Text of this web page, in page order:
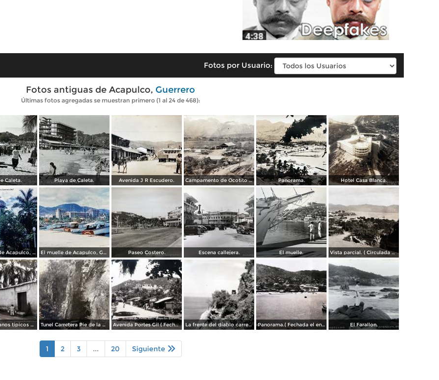
Fotos por Usuario:
Fotos antiguas de Acapulco, Guerrero
Últimas fotos agregadas se muestran primero (1 al 24 de 468):
Caleta. Playa de Caleta. Avenida J R Escudero. Campamento de Ocotito Carretera de Mexico-Acapulco. Panorama. Hotel Casa Blanca.
La Catedral de Acapulco, Guerrero 1967. El muelle de Acapulco, Guerrero 1967. Paseo Costero. Escena callejera. El muelle. Vista parcial. ( Circulada el 23 de Mayo de 1935 ).
Tipos Mexicanos tipicos aguadores.. Tunel Carretera Pie de la Cuesta Acapulco . Avenida Portes Gil ( Fechada el en 1931 ). La frente del diablo carretera Acapulo a Pie de La Cuesta ( Fechada el en 1931 ). Panorama.( Fechada el en 1931 ). El Farallon.
1 2 3 ... 20 Siguiente